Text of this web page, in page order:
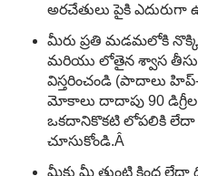
అరచేతులు పైకి
మీరు ప్రతి మడమలోకి
మరియు లోతైన శ్వాస
విస్తరించండి (పాదాలు
మోకాలు దాదాపు 90
ఒకదానికొకటి లోపలికి లేదా
చూసుకోండి.Â
మీకు మీ తుంటి కింద లేదా